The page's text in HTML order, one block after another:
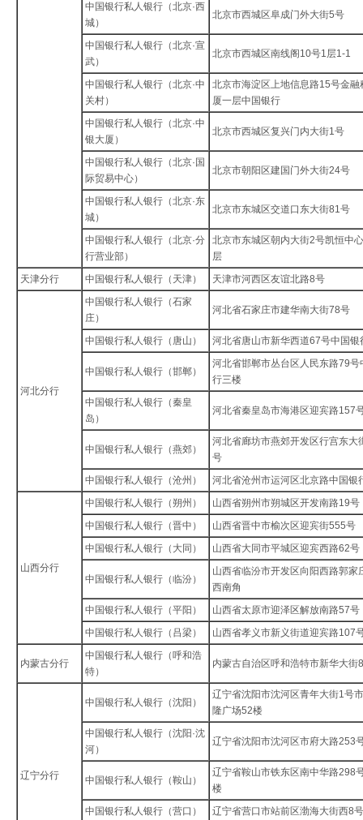
中国银行私人银行（北京·西
城）
北京市西城区阜成门外大街5号
中国银行私人银行（北京·宣
武）
北京市西城区南线阁10号1层1-1
中国银行私人银行（北京·中
关村）
北京市海淀区上地信息路15号金融
厦一层中国银行
中国银行私人银行（北京·中
银大厦）
北京市西城区复兴门内大街1号
中国银行私人银行（北京·国
际贸易中心）
北京市朝阳区建国门外大街24号
中国银行私人银行（北京·东
城）
北京市东城区交道口东大街81号
中国银行私人银行（北京·分
行营业部）
北京市东城区朝内大街2号凯恒中
层
天津分行
中国银行私人银行（天津） 天津市河西区友谊北路8号
河北分行
中国银行私人银行（石家
庄）
河北省石家庄市建华南大街78号
中国银行私人银行（唐山） 河北省唐山市新华西道67号中国银
中国银行私人银行（邯郸）
河北省邯郸市丛台区人民东路79号
行三楼
中国银行私人银行（秦皇
岛）
河北省秦皇岛市海港区迎宾路157
中国银行私人银行（燕郊）
河北省廊坊市燕郊开发区行宫东大
号
中国银行私人银行（沧州）
河北省沧州市运河区北京路中国银
山西分行
中国银行私人银行（朔州）
山西省朔州市朔城区开发南路19号
中国银行私人银行（晋中）
山西省晋中市榆次区迎宾街555号
中国银行私人银行（大同）
山西省大同市平城区迎宾西路62号
中国银行私人银行（临汾）
山西省临汾市开发区向阳西路郭家
西南角
中国银行私人银行（平阳）
山西省太原市迎泽区解放南路57号
中国银行私人银行（吕梁）
山西省孝义市新义街道迎宾路107
内蒙古分行
中国银行私人银行（呼和浩
特）
内蒙古自治区呼和浩特市新华大街
辽宁分行
中国银行私人银行（沈阳）
辽宁省沈阳市沈河区青年大街1号
隆广场52楼
中国银行私人银行（沈阳·沈
河）
辽宁省沈阳市沈河区市府大路253
中国银行私人银行（鞍山）
辽宁省鞍山市铁东区南中华路298
楼
中国银行私人银行（营口）
辽宁省营口市站前区渤海大街西8